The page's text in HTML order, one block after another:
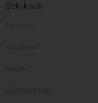
Bekijk ook
Over ons
Vacatures
Nieuws
Eigenaars login